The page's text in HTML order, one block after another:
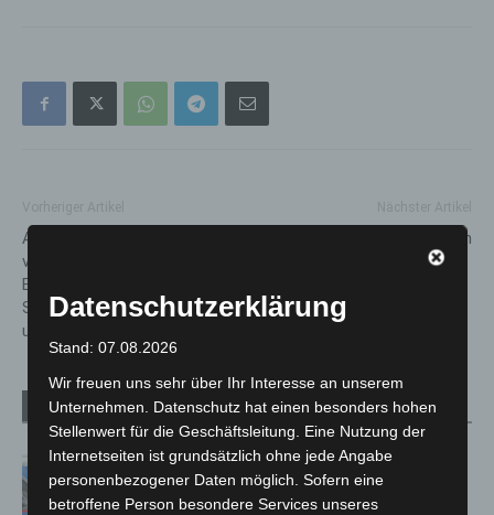
Ab sofort: Rücknahmepflicht
von Elektro- und
Elektronikaltgeräten im
Supermarkt, bei Discountern
und Drogeriemärkten
Küchenbrand in Altgarbsen
Verwandte Artikel Mehr vom Autor
Mann läuft mit Hockeyschläger über
A7 – Polizei sucht Zeugen
Datenschutzerklärung
Stand: 07.08.2026
Wir freuen uns sehr über Ihr Interesse an unserem
Unternehmen. Datenschutz hat einen besonders hohen
Stellenwert für die Geschäftsleitung. Eine Nutzung der
Internetseiten ist grundsätzlich ohne jede Angabe
personenbezogener Daten möglich. Sofern eine
betroffene Person besondere Services unseres